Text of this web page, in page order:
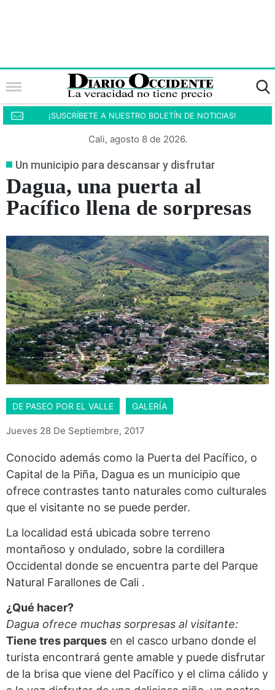
¡SUSCRÍBETE A NUESTRO BOLETÍN DE NOTICIAS!
Cali, agosto 8 de 2026.
Un municipio para descansar y disfrutar
Dagua, una puerta al
Pacífico llena de sorpresas
DE PASEO POR EL VALLE GALERÍA
Jueves 28 De Septiembre, 2017
Conocido además como la Puerta del Pacífico, o
Capital de la Piña, Dagua es un municipio que
ofrece contrastes tanto naturales como culturales
que el visitante no se puede perder.
La localidad está ubicada sobre terreno
montañoso y ondulado, sobre la cordillera
Occidental donde se encuentra parte del Parque
Natural Farallones de Cali .
¿Qué hacer?
Dagua ofrece muchas sorpresas al visitante:
Tiene tres parques en el casco urbano donde el
turista encontrará gente amable y puede disfrutar
de la brisa que viene del Pacífico y el clima cálido y